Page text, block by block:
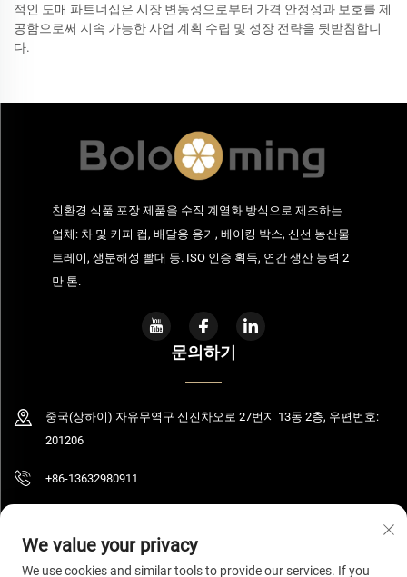
적인 도매 파트너십은 시장 변동성으로부터 가격 안정성과 보호를 제
공함으로써 지속 가능한 사업 계획 수립 및 성장 전략을 뒷받침합니
다.
친환경 식품 포장 제품을 수직 계열화 방식으로 제조하는
업체: 차 및 커피 컵, 배달용 용기, 베이킹 박스, 신선 농산물
트레이, 생분해성 빨대 등. ISO 인증 획득, 연간 생산 능력 2
만 톤.
문의하기
중국(상하이) 자유무역구 신진차오로 27번지 13동 2층, 우편번호:
201206
+86-13632980911
We value your privacy
We use cookies and similar tools to provide our services. If you